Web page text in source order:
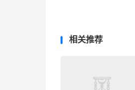
相关推荐